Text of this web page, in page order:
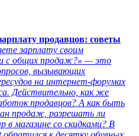
продавцов: советы
зарплату своим
с общих продаж?» — это
вызывающих
на интернет-форумах
Действительно, как же
продавцов? А как быть
продаж, разрешать ли
в магазине со скидками? В